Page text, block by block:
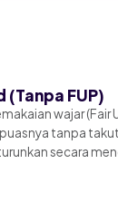
(Tanpa FUP)
wajar (Fair
tanpa
secara